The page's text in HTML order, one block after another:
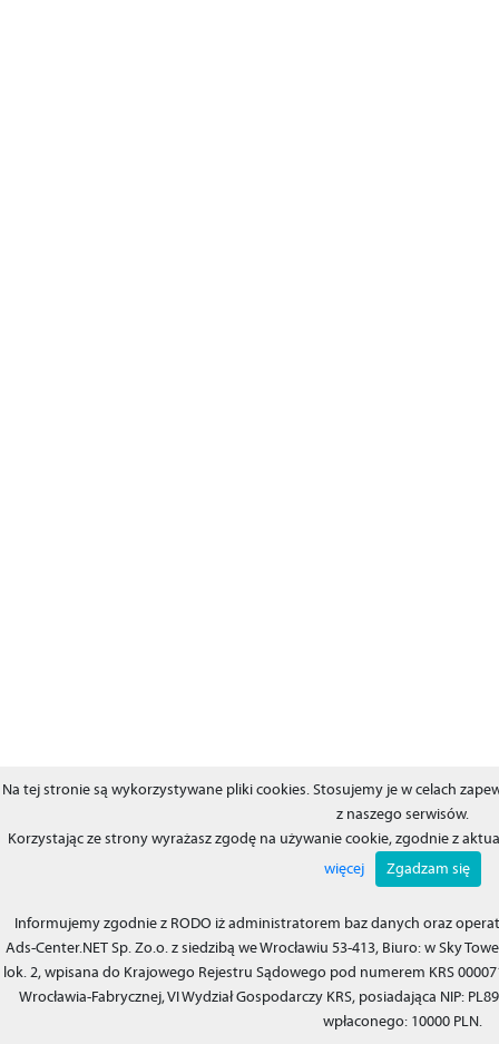
Na tej stronie są wykorzystywane pliki cookies. Stosujemy je w celach
z naszego serwisów.
Korzystając ze strony wyrażasz zgodę na używanie cookie, zgodnie z
więcej
Zgadzam się
Informujemy zgodnie z RODO iż administratorem baz danych oraz
Ads-Center.NET Sp. Zo.o. z siedzibą we Wrocławiu 53-413, Biuro: w Sky
lok. 2, wpisana do Krajowego Rejestru Sądowego pod numerem KRS
Wrocławia-Fabrycznej, VI Wydział Gospodarczy KRS, posiadająca NIP:
wpłaconego: 10000 PLN.